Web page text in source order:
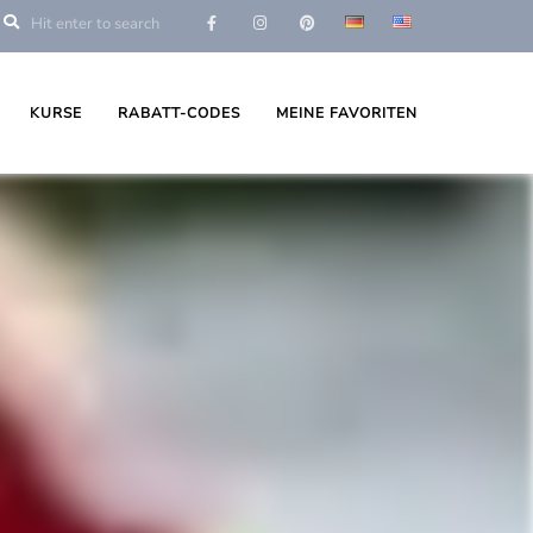
KURSE RABATT-CODES MEINE FAVORITEN